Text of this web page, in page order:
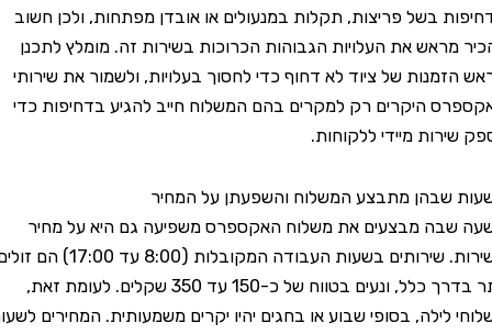
בשל פריצות, תקלות במנעולים או אובדן מפתחות, ולכן חשוב
את העלויות הגבוהות הכרוכות בשירות זה. מומלץ לתכנן
של ציוד לא דחוף כדי לחסוך בעלויות, ולשמור את שירותי
היקרים רק למקרים בהם המשלוח חייב להגיע בדחיפות כדי
מיידי ללקוחות.
מתבצע המשלוח והשפעתן על המחיר
מבצעים את משלוח האקספרס משפיעה גם היא על מחיר
השירות. שירותים בשעות העבודה המקובלות (8:00 עד 17:00) הם זולים
יותר בדרך כלל, ונעים בטווח של כ-150 עד 350 שקלים. לעומת זאת,
בסופי שבוע או בחגים יהיו יקרים משמעותית. המחירים לשעות